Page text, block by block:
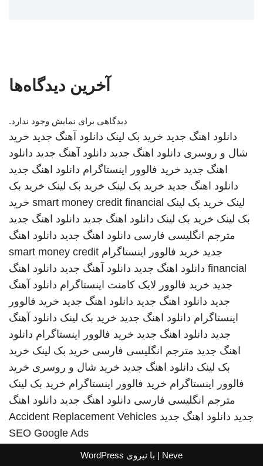
آخرین دیدگاه‌ها
دیدگاهی برای نمایش وجود ندارد.
دانلود اهنگ جدید خرید بک لینک دانلود آهنگ جدید خرید
شال و روسری دانلود اهنگ جدید دانلود آهنگ جدید دانلود
اهنگ جدید خرید فالوور اینستاگرام دانلود اهنگ جدید
دانلود اهنگ جدید خرید بک لینک خرید بک لینک خرید بک
لینک خرید بک لینک smart money credit financial خرید
بک لینک خرید بک لینک دانلود اهنگ جدید دانلود اهنگ جدید
مترجم انگلیسی فارسی دانلود اهنگ جدید دانلود اهنگ
جدید خرید فالوور اینستاگرام smart money credit
financial دانلود اهنگ جدید دانلود آهنگ جدید دانلود اهنگ
جدید خرید فالوور لایک کامنت اینستاگرام دانلود آهنگ
جدید دانلود اهنگ جدید دانلود اهنگ جدید خرید فالوور
اینستاگرام دانلود اهنگ جدید خرید بک لینک دانلود آهنگ
جدید دانلود اهنگ جدید خرید فالوور اینستاگرام دانلود
اهنگ جدید مترجم انگلیسی فارسی خرید بک لینک خرید
بک لینک دانلود اهنگ جدید خرید شال و روسری خرید
فالوور اینستاگرام خرید فالوور اینستاگرام خرید بک لینک
مترجم انگلیسی فارسی دانلود اهنگ جدید دانلود اهنگ
جدید دانلود اهنگ جدید Accident Replacement Vehicles
SEO Google Ads
Neve | با نیروی WordPress